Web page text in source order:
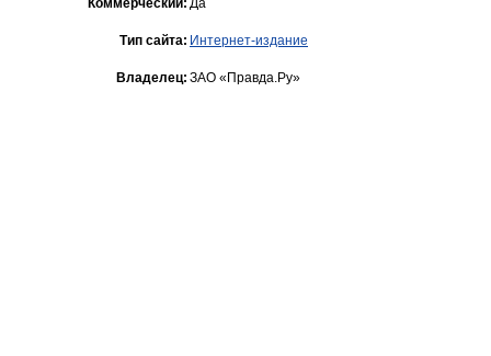
Коммерческий: Да
Тип сайта: Интернет-издание
Владелец: ЗАО «Правда.Ру»